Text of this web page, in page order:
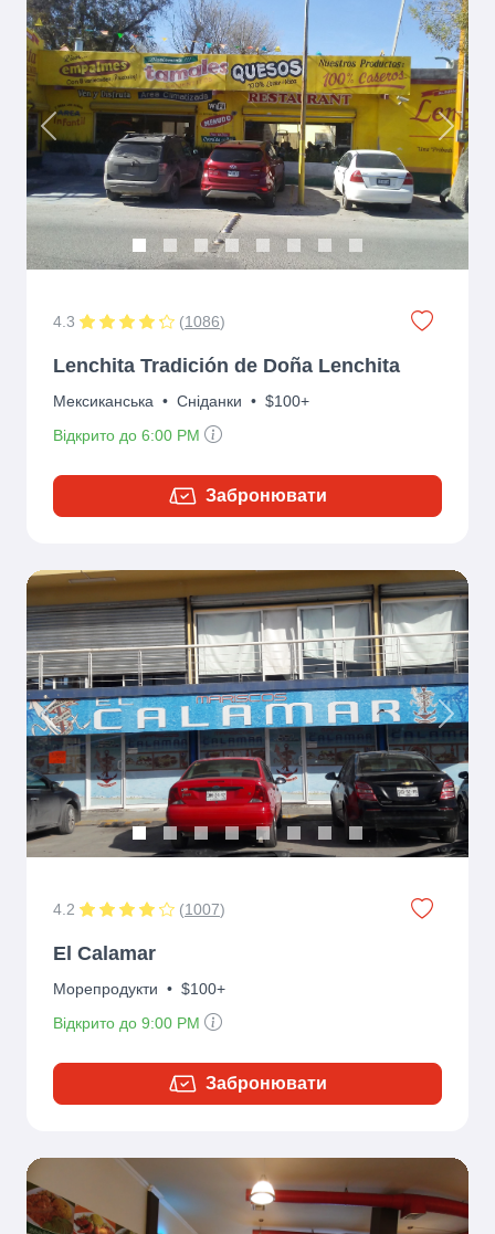
Previous Next
4.3 (1086)
Lenchita Tradición de Doña Lenchita
Мексиканська • Сніданки • $100+
Відкрито до 6:00 PM
Забронювати
Previous Next
4.2 (1007)
El Calamar
Морепродукти • $100+
Відкрито до 9:00 PM
Забронювати